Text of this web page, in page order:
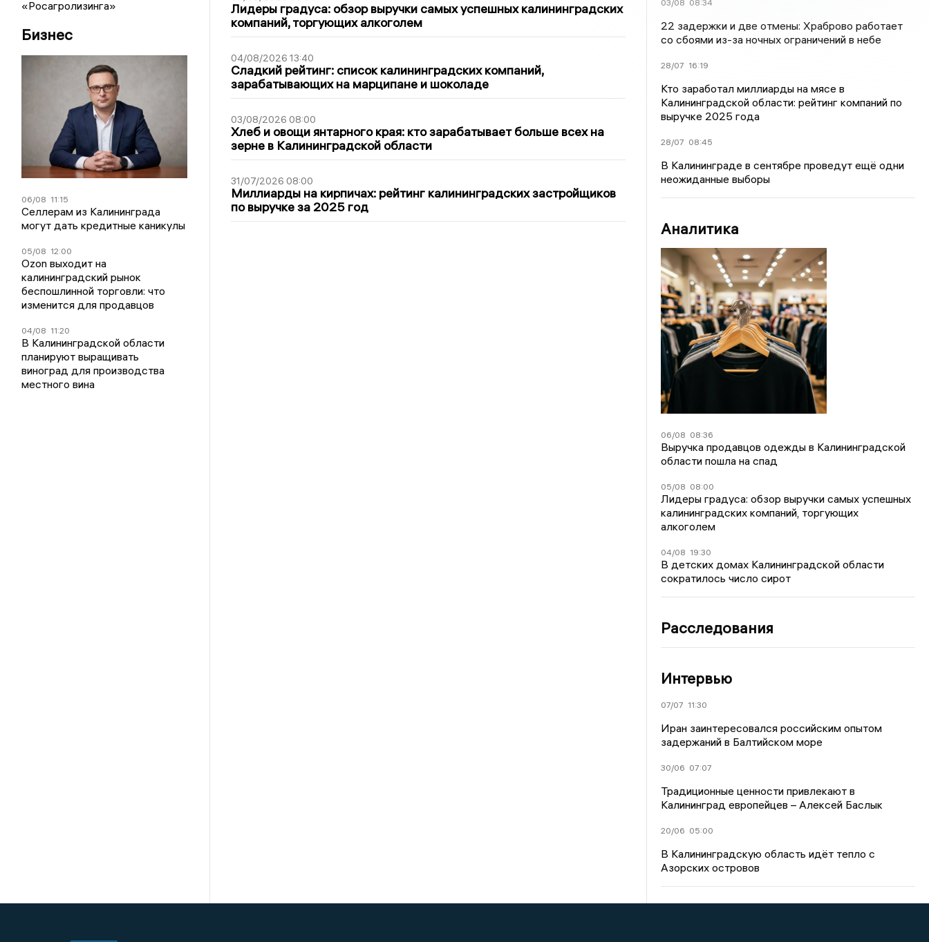
«Росагролизинга»
Бизнес
06/08 11:15
Селлерам из Калининграда
могут дать кредитные каникулы
05/08 12:00
Ozon выходит на
калининградский рынок
беспошлинной торговли: что
изменится для продавцов
04/08 11:20
В Калининградской области
планируют выращивать
виноград для производства
местного вина
Лидеры градуса: обзор выручки самых успешных калининградских
компаний, торгующих алкоголем
04/08/2026 13:40
Сладкий рейтинг: список калининградских компаний,
зарабатывающих на марципане и шоколаде
03/08/2026 08:00
Хлеб и овощи янтарного края: кто зарабатывает больше всех на
зерне в Калининградской области
31/07/2026 08:00
Миллиарды на кирпичах: рейтинг калининградских застройщиков
по выручке за 2025 год
03/08 08:34
22 задержки и две отмены: Храброво работает
со сбоями из-за ночных ограничений в небе
28/07 16:19
Кто заработал миллиарды на мясе в
Калининградской области: рейтинг компаний по
выручке 2025 года
28/07 08:45
В Калининграде в сентябре проведут ещё одни
неожиданные выборы
Аналитика
06/08 08:36
Выручка продавцов одежды в Калининградской
области пошла на спад
05/08 08:00
Лидеры градуса: обзор выручки самых успешных
калининградских компаний, торгующих
алкоголем
04/08 19:30
В детских домах Калининградской области
сократилось число сирот
Расследования
Интервью
07/07 11:30
Иран заинтересовался российским опытом
задержаний в Балтийском море
30/06 07:07
Традиционные ценности привлекают в
Калининград европейцев – Алексей Баслык
20/06 05:00
В Калининградскую область идёт тепло с
Азорских островов